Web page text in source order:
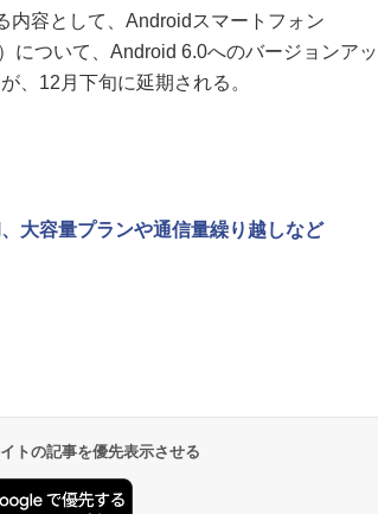
容として、Androidスマートフォン
について、Android 6.0へのバージョンアッ
、12月下旬に延期される。
大容量プランや通信量繰り越しなど
トの記事を優先表示させる